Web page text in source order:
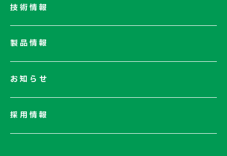
ネットワーク
技術情報
製品情報
お知らせ
採用情報